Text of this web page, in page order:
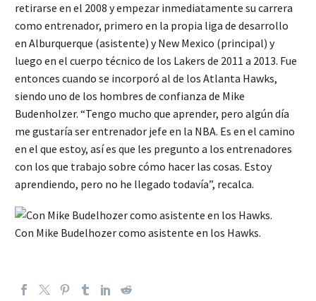
retirarse en el 2008 y empezar inmediatamente su carrera
como entrenador, primero en la propia liga de desarrollo
en Alburquerque (asistente) y New Mexico (principal) y
luego en el cuerpo técnico de los Lakers de 2011 a 2013. Fue
entonces cuando se incorporó al de los Atlanta Hawks,
siendo uno de los hombres de confianza de Mike
Budenholzer. “Tengo mucho que aprender, pero algún día
me gustaría ser entrenador jefe en la NBA. Es en el camino
en el que estoy, así es que les pregunto a los entrenadores
con los que trabajo sobre cómo hacer las cosas. Estoy
aprendiendo, pero no he llegado todavía”, recalca.
Con Mike Budelhozer como asistente en los Hawks.